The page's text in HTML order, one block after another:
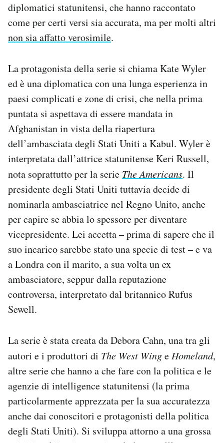
diplomatici statunitensi, che hanno raccontato
come per certi versi sia accurata, ma per molti altri
non sia affatto verosimile.
La protagonista della serie si chiama Kate Wyler
ed è una diplomatica con una lunga esperienza in
paesi complicati e zone di crisi, che nella prima
puntata si aspettava di essere mandata in
Afghanistan in vista della riapertura
dell’ambasciata degli Stati Uniti a Kabul. Wyler è
interpretata dall’attrice statunitense Keri Russell,
nota soprattutto per la serie The Americans. Il
presidente degli Stati Uniti tuttavia decide di
nominarla ambasciatrice nel Regno Unito, anche
per capire se abbia lo spessore per diventare
vicepresidente. Lei accetta – prima di sapere che il
suo incarico sarebbe stato una specie di test – e va
a Londra con il marito, a sua volta un ex
ambasciatore, seppur dalla reputazione
controversa, interpretato dal britannico Rufus
Sewell.
La serie è stata creata da Debora Cahn, una tra gli
autori e i produttori di The West WingeHomeland,
altre serie che hanno a che fare con la politica e le
agenzie di intelligence statunitensi (la prima
particolarmente apprezzata per la sua accuratezza
anche dai conoscitori e protagonisti della politica
degli Stati Uniti). Si sviluppa attorno a una grossa